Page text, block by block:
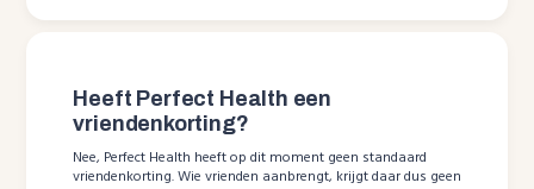
Heeft Perfect Health een
vriendenkorting?
Nee, Perfect Health heeft op dit moment geen standaard
vriendenkorting. Wie vrienden aanbrengt, krijgt daar dus geen